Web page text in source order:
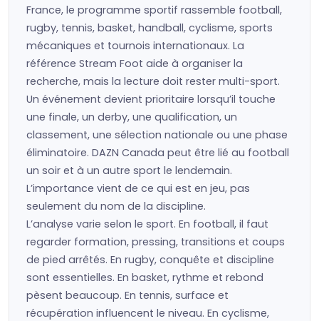
France, le programme sportif rassemble football,
rugby, tennis, basket, handball, cyclisme, sports
mécaniques et tournois internationaux. La
référence Stream Foot aide à organiser la
recherche, mais la lecture doit rester multi-sport.
Un événement devient prioritaire lorsqu’il touche
une finale, un derby, une qualification, un
classement, une sélection nationale ou une phase
éliminatoire. DAZN Canada peut être lié au football
un soir et à un autre sport le lendemain.
L’importance vient de ce qui est en jeu, pas
seulement du nom de la discipline.
L’analyse varie selon le sport. En football, il faut
regarder formation, pressing, transitions et coups
de pied arrêtés. En rugby, conquête et discipline
sont essentielles. En basket, rythme et rebond
pèsent beaucoup. En tennis, surface et
récupération influencent le niveau. En cyclisme,